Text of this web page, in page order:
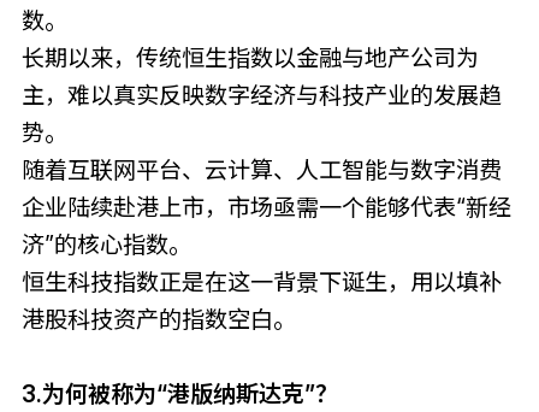
数。
长期以来，传统恒生指数以金融与地产公司为
主，难以真实反映数字经济与科技产业的发展趋
势。
随着互联网平台、云计算、人工智能与数字消费
企业陆续赴港上市，市场亟需一个能够代表“新经
济”的核心指数。
恒生科技指数正是在这一背景下诞生，用以填补
港股科技资产的指数空白。
3.为何被称为“港版纳斯达克”？